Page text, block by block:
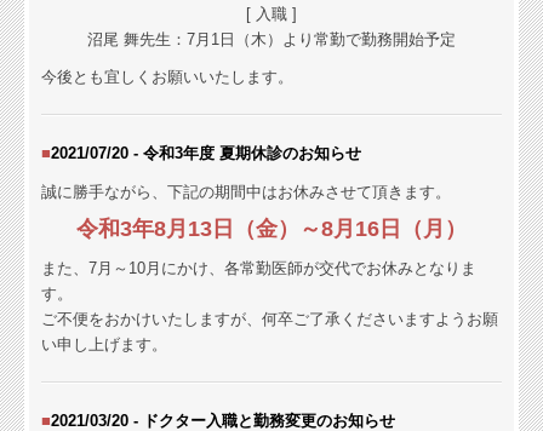
[ 入職 ]
沼尾 舞先生： 7月1日（木）より常勤で勤務開始予定
今後とも宜しくお願いいたします。
■2021/07/20 - 令和3年度 夏期休診のお知らせ
誠に勝手ながら、下記の期間中はお休みさせて頂きます。
令和3年8月13日（金）～8月16日（月）
また、7月～10月にかけ、各常勤医師が交代でお休みとなりま
す。
ご不便をおかけいたしますが、何卒ご了承くださいますようお願
い申し上げます。
■2021/03/20 - ドクター入職と勤務変更のお知らせ